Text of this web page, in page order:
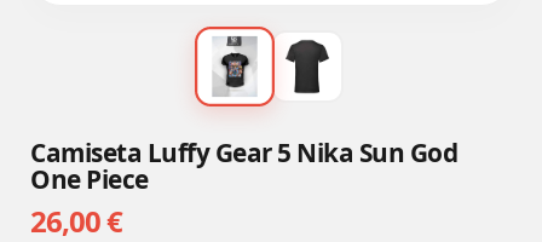
Camiseta Luffy Gear 5 Nika Sun God
One Piece
26,00 €